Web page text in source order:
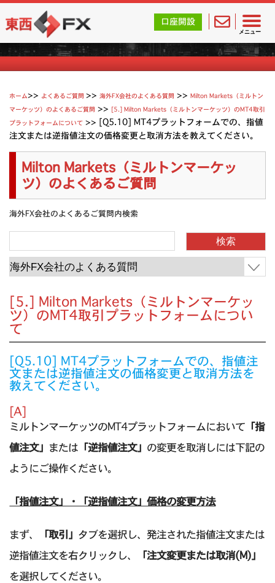
メニュー
東西FX｜海外FX会社（ブローカー）の無料口座開設サポ
口座開設
Milton Marketsのよくあるご質問
ホーム よくあるご質問 >>海外FX会社のよくある質問 >>Milton Markets（ミルトン
マーケッツ）のよくあるご質問 >> [5.] Milton Markets（ミルトンマーケッツ）のMT4取引
プラットフォームについて >> [Q5.10] MT4プラットフォームでの、指値
注文または逆指値注文の価格変更と取消方法を教えてください。
Milton Markets（ミルトンマーケッ
ツ）のよくあるご質問
海外FX会社のよくあるご質問内検索
[5.] Milton Markets（ミルトンマーケッ
ツ）のMT4取引プラットフォームについ
て
[Q5.10] MT4プラットフォームでの、指値注
文または逆指値注文の価格変更と取消方法を
教えてください。
[A]
ミルトンマーケッツのMT4プラットフォームにおいて 「指
値注文」 または 「逆指値注文」 の変更を取消しには下記の
ようにご操作ください。
「指値注文」・「逆指値注文」価格の変更方法
まず、 「取引」 タブを選択し、発注された指値注文または
逆指値注文を右クリックし、
「注文変更または取消(M)」
を選択してください。